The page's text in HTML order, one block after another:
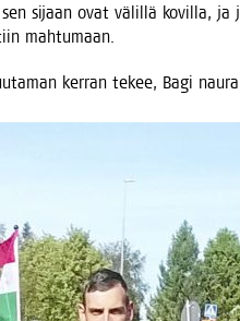
sijaan ovat välil­lä kovil­la, ja
mahtumaan.
ker­ran tekee, Bagi